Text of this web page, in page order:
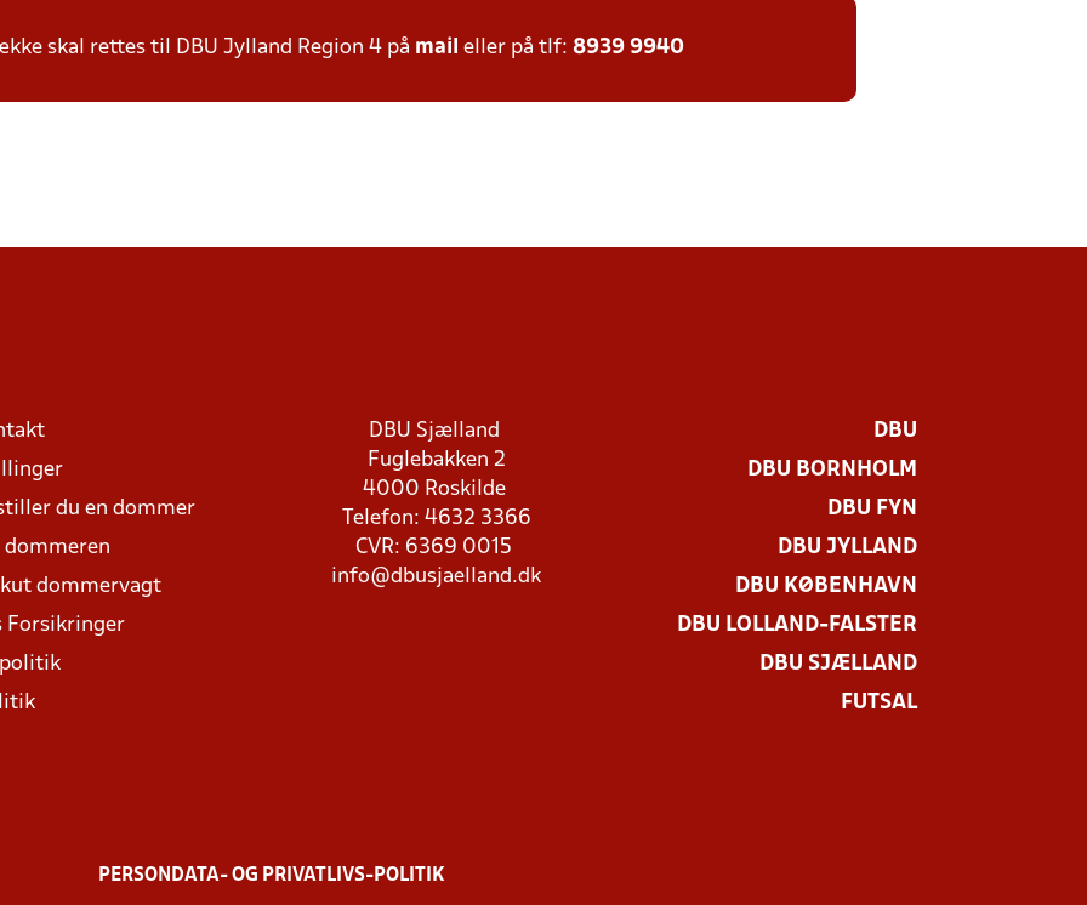
skal rettes til DBU Jylland Region 4 på mail eller på tlf: 8939 9940
du en dommer
dommeren
dommervagt
Forsikringer
DBU Sjælland
Fuglebakken 2
4000 Roskilde
Telefon: 4632 3366
CVR: 6369 0015
info@dbusjaelland.dk
DBU
DBU BORNHOLM
DBU FYN
DBU JYLLAND
DBU KØBENHAVN
DBU LOLLAND-FALSTER
DBU SJÆLLAND
FUTSAL
PERSONDATA- OG PRIVATLIVS-POLITIK